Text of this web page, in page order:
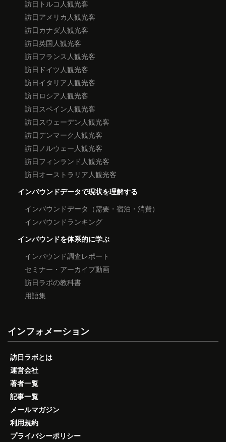
訪日トルコ人観光客
訪日アメリカ人観光客
訪日カナダ人観光客
訪日英国人観光客
訪日フランス人観光客
訪日ドイツ人観光客
訪日イタリア人観光客
訪日ロシア人観光客
訪日スペイン人観光客
訪日スウェーデン人観光客
訪日デンマーク人観光客
訪日ノルウェー人観光客
訪日フィンランド人観光客
訪日オーストラリア人観光客
インバウンドデータで現状を理解する
インバウンドデータ（需要・宿泊・消費）
インバウンドランキング
インバウンドを体系的に学ぶ
インバウンド調査レポート
セミナー・アーカイブ動画
訪日ラボの教科書
用語集
インフォメーション
訪日ラボとは
運営会社
著者一覧
記事一覧
メールマガジン
利用規約
プライバシーポリシー